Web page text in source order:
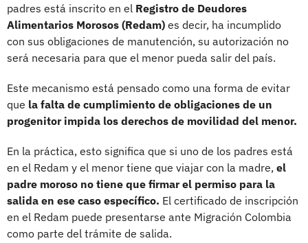
padres está inscrito en el Registro de Deudores
Alimentarios Morosos (Redam) es decir, ha incumplido
con sus obligaciones de manutención, su autorización no
será necesaria para que el menor pueda salir del país.
Este mecanismo está pensado como una forma de evitar
que la falta de cumplimiento de obligaciones de un
progenitor impida los derechos de movilidad del menor.
En la práctica, esto significa que si uno de los padres está
en el Redam y el menor tiene que viajar con la madre, el
padre moroso no tiene que firmar el permiso para la
salida en ese caso específico. El certificado de inscripción
en el Redam puede presentarse ante Migración Colombia
como parte del trámite de salida.